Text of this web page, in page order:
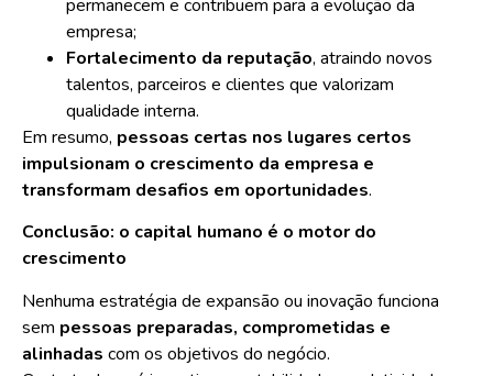
permanecem e contribuem para a evolução da
empresa;
Fortalecimento da reputação, atraindo novos
talentos, parceiros e clientes que valorizam
qualidade interna.
Em resumo, pessoas certas nos lugares certos
impulsionam o crescimento da empresa e
transformam desafios em oportunidades.
Conclusão: o capital humano é o motor do
crescimento
Nenhuma estratégia de expansão ou inovação funciona
sem pessoas preparadas, comprometidas e
alinhadas com os objetivos do negócio.